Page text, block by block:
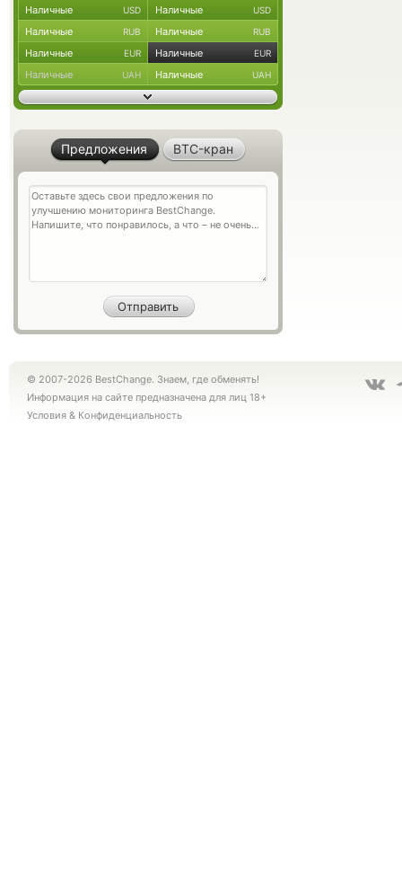
Наличные USD Наличные USD
Наличные RUB Наличные RUB
Наличные EUR Наличные EUR
Наличные UAH Наличные UAH
Предложения BTC-кран
© 2007-2026 BestChange. Знаем, где обменять!
Информация на сайте предназначена для лиц 18+
Условия & Конфиденциальность